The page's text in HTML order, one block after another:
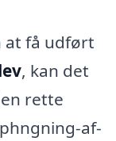
at få udført
, kan det
rette
af-